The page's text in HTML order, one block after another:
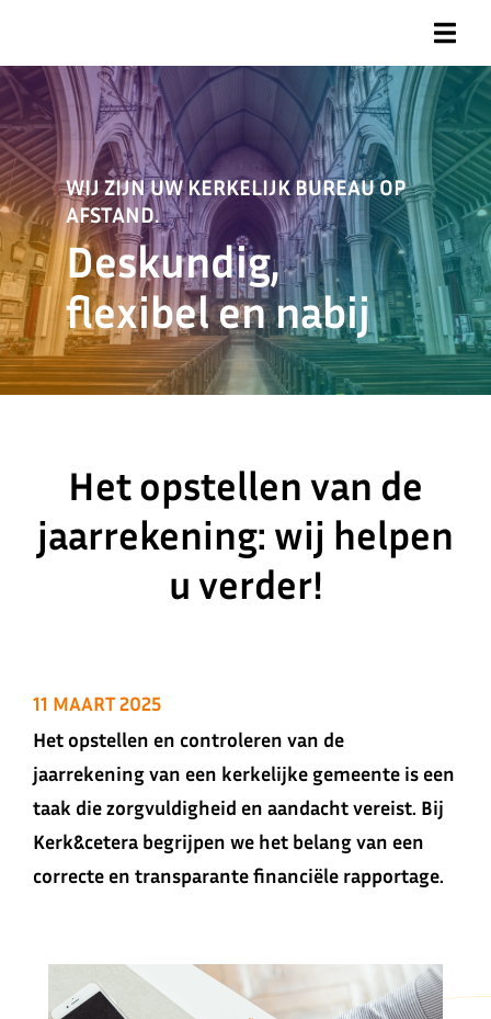
WIJ ZIJN UW KERKELIJK BUREAU OP
AFSTAND.
Deskundig,
flexibel en nabij
Het opstellen van de
jaarrekening: wij helpen
u verder!
11 MAART 2025
Het opstellen en controleren van de
jaarrekening van een kerkelijke gemeente is een
taak die zorgvuldigheid en aandacht vereist. Bij
Kerk&cetera begrijpen we het belang van een
correcte en transparante financiële rapportage.